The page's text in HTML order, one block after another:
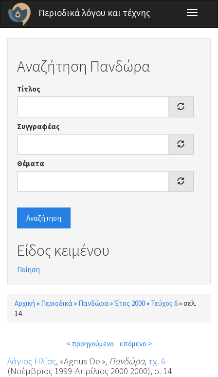
Παράκαμψη προς το κυρίως περιεχόμενο
Περιοδικά λόγου και τέχνης
Toggle
Αναζήτηση Πανδώρα
Τίτλος
Συγγραφέας
Θέματα
Αναζήτηση
Είδος κειμένου
Ποίηση
Είστε εδώ
Αρχική » Περιοδικά » Πανδώρα »Έτος 2000» Τεύχος 6»σελ.
14
< προηγούμενο επόμενο >
Λάγιος Ηλίας, «Agnus Dei», Πανδώρα, τχ. 6
(Νοέμβριος 1999-Απρίλιος 2000 2000), σ. 14